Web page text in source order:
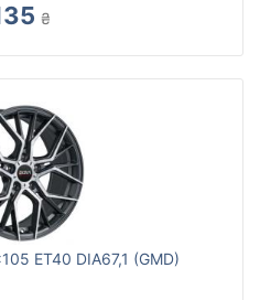
₴
ET40 DIA67,1 (GMD)